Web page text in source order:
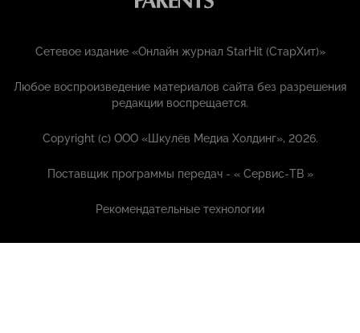
Сетевое издание «Онлайн журнал StarHit (СтарХит)»
Любое воспроизведение материалов сайта без разрешения
редакции воспрещается.
Copyright (с) ООО «Шкулёв Медиа Холдинг», 2026.
Поставщик программы передач - «Сервис-ТВ »
Рекомендательные технологии